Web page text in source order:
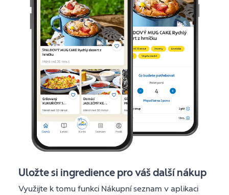
Uložte si ingredience pro váš další nákup
Využijte k tomu funkci Nákupní seznam v aplikaci